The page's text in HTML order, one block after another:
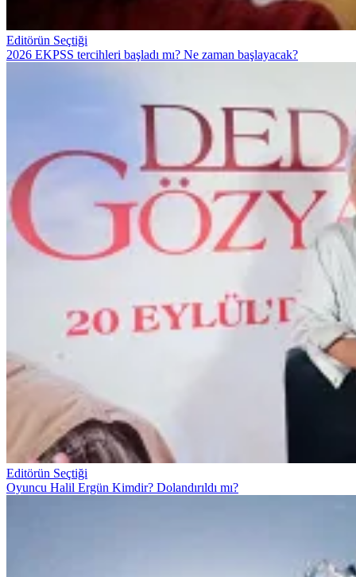
Editörün Seçtiği
2026 EKPSS tercihleri başladı mı? Ne zaman başlayacak?
Editörün Seçtiği
Oyuncu Halil Ergün Kimdir? Dolandırıldı mı?